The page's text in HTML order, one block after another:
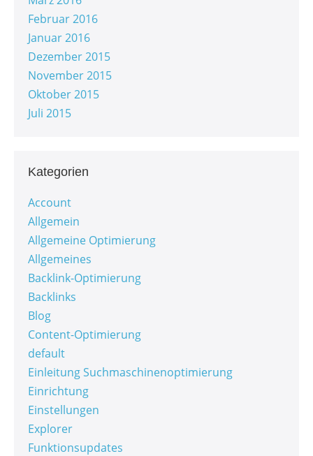
Februar 2016
Januar 2016
Dezember 2015
November 2015
Oktober 2015
Juli 2015
Kategorien
Account
Allgemein
Allgemeine Optimierung
Allgemeines
Backlink-Optimierung
Backlinks
Blog
Content-Optimierung
default
Einleitung Suchmaschinenoptimierung
Einrichtung
Einstellungen
Explorer
Funktionsupdates